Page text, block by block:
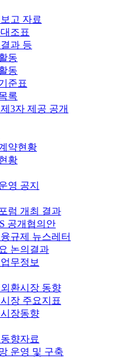
고 자료
조표
과 등
동
동
준표
록
3자 제공 공개
약현황
황
영 공지
럼 개최 결과
공개협의안
규제 뉴스레터
논의결과
무정보
환시장 동향
장 주요지표
장동향
향자료
운영 및 구축